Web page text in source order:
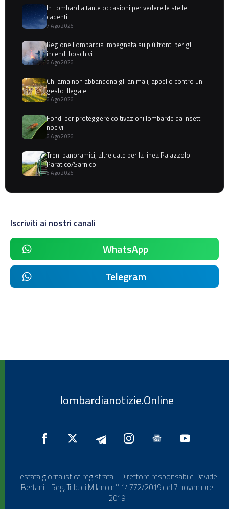
In Lombardia tante occasioni per vedere le stelle
cadenti
7 Ago 2026
Regione Lombardia impegnata su più fronti per gli
incendi boschivi
6 Ago 2026
Chi ama non abbandona gli animali, appello contro un
gesto illegale
6 Ago 2026
Fondi per proteggere coltivazioni lombarde da insetti
nocivi
6 Ago 2026
Treni panoramici, altre date per la linea Palazzolo-
Paratico/Sarnico
6 Ago 2026
Iscriviti ai nostri canali
WhatsApp
Telegram
lombardianotizie.Online
Testata giornalistica registrata - Direttore responsabile Davide
Bertani - Reg. Trib. di Milano n° 14772/2019 del 7 novembre
2019